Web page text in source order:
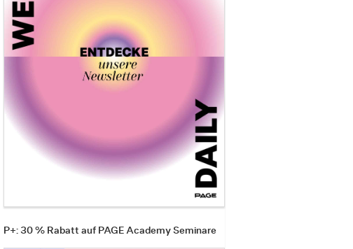
P+: 30 % Rabatt auf PAGE Academy Seminare